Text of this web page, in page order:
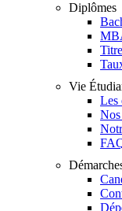
Diplômes
Vie
Les
Nos